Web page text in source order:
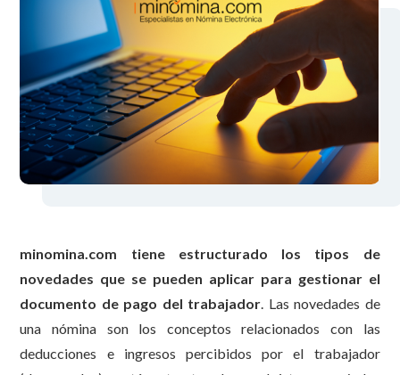
minomina.com tiene estructurado los tipos de
novedades que se pueden aplicar para gestionar el
documento de pago del trabajador. Las novedades de
una nómina son los conceptos relacionados con las
deducciones e ingresos percibidos por el trabajador